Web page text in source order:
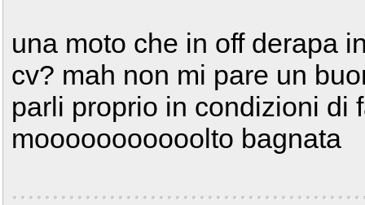
una moto che in off derapa
cv? mah non mi pare un
parli proprio in condizioni di
mooooooooooolto bagnata